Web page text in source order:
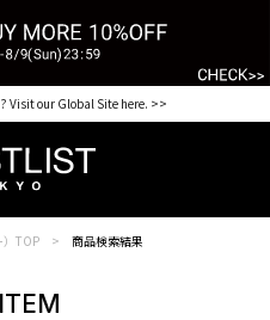
Visit our Global Site here. >>
）TOP 商品検索結果